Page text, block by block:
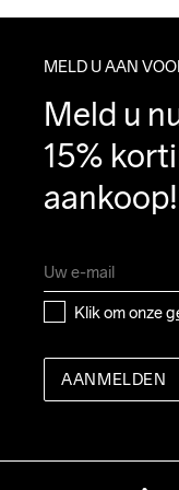
MELD U AAN
Meld u
15%
aankoop!
Klik om onze
AANMELDEN